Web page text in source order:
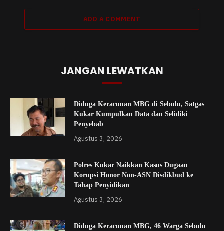
ADD A COMMENT
JANGAN LEWATKAN
Diduga Keracunan MBG di Sebulu, Satgas
Kukar Kumpulkan Data dan Selidiki
Penyebab
Agustus 3, 2026
Polres Kukar Naikkan Kasus Dugaan
Korupsi Honor Non-ASN Disdikbud ke
Tahap Penyidikan
Agustus 3, 2026
Diduga Keracunan MBG, 46 Warga Sebulu